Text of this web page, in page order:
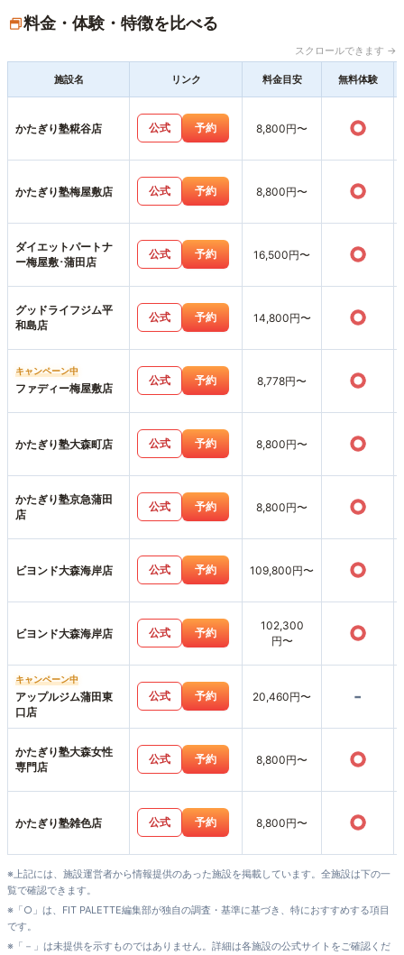
料金・体験・特徴を比べる
スクロールできます →
施設名 リンク 料金目安 無料体験
かたぎり塾糀谷店 公式 予約 8,800円〜 ○
かたぎり塾梅屋敷店 公式 予約 8,800円〜 ○
ダイエットパートナ
ー梅屋敷･蒲田店
公式 予約 16,500円〜 ○
グッドライフジム平
和島店
公式 予約 14,800円〜 ○
キャンペーン中
ファディー梅屋敷店
公式 予約 8,778円〜 ○
かたぎり塾大森町店 公式 予約 8,800円〜 ○
かたぎり塾京急蒲田
店
公式 予約 8,800円〜 ○
ビヨンド大森海岸店 公式 予約 109,800円〜 ○
ビヨンド大森海岸店 公式 予約
102,300
円〜
○
キャンペーン中
アップルジム蒲田東
口店
公式 予約 20,460円〜 -
かたぎり塾大森女性
専門店
公式 予約 8,800円〜 ○
かたぎり塾雑色店 公式 予約 8,800円〜 ○
※上記には、施設運営者から情報提供のあった施設を掲載しています。全施設は下の一
覧で確認できます。
※「○」は、FIT PALETTE編集部が独自の調査・基準に基づき、特におすすめする項目
です。
※「－」は未提供を示すものではありません。詳細は各施設の公式サイトをご確認くだ